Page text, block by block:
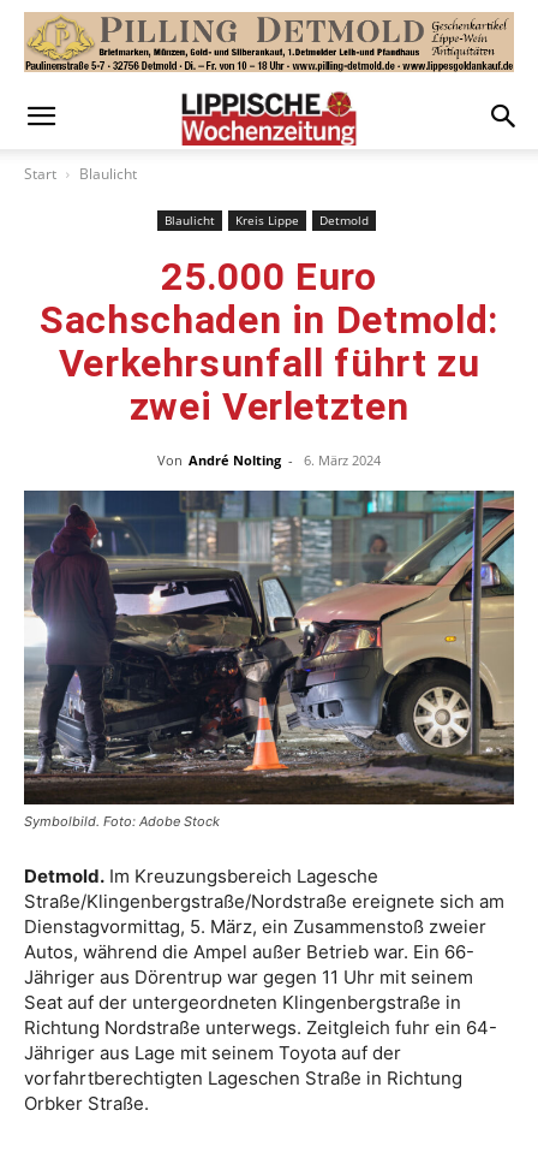
Start Blaulicht
Blaulicht Kreis Lippe Detmold
25.000 Euro
Sachschaden in Detmold:
Verkehrsunfall führt zu
zwei Verletzten
Von André Nolting - 6. März 2024
Symbolbild. Foto: Adobe Stock
Detmold. Im Kreuzungsbereich Lagesche
Straße/Klingenbergstraße/Nordstraße ereignete sich am
Dienstagvormittag, 5. März, ein Zusammenstoß zweier
Autos, während die Ampel außer Betrieb war. Ein 66-
Jähriger aus Dörentrup war gegen 11 Uhr mit seinem
Seat auf der untergeordneten Klingenbergstraße in
Richtung Nordstraße unterwegs. Zeitgleich fuhr ein 64-
Jähriger aus Lage mit seinem Toyota auf der
vorfahrtberechtigten Lageschen Straße in Richtung
Orbker Straße.